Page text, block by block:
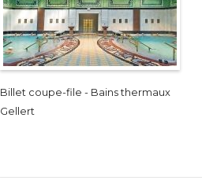
Billet coupe-file - Bains thermaux
Gellert